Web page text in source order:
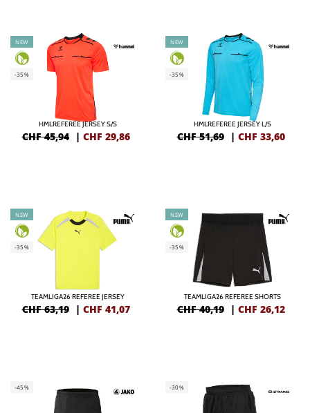
NEW
-35%
HMLREFEREE JERSEY S/S
CHF 45,94 | CHF 29,86
NEW
-35%
HMLREFEREE JERSEY L/S
CHF 51,69 | CHF 33,60
NEW
-35%
TEAMLIGA26 REFEREE JERSEY
CHF 63,19 | CHF 41,07
NEW
-35%
TEAMLIGA26 REFEREE SHORTS
CHF 40,19 | CHF 26,12
-45% -30%